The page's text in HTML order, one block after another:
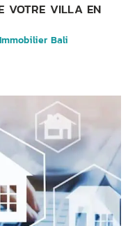
VOTRE VILLA EN
Immobilier Bali